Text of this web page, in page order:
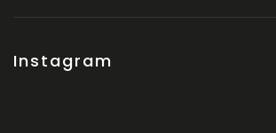
Instagram